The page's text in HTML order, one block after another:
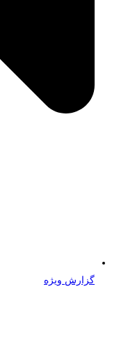
گزارش ویژه